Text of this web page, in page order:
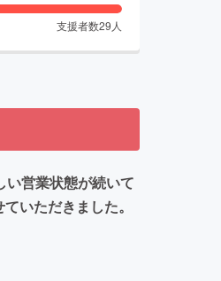
支援者数29 人
営業状態が続いて
いただきました。